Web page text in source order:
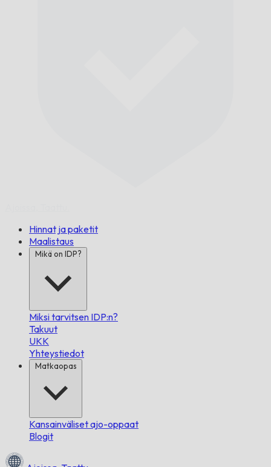
Hinnat ja paketit
Maalistaus
Mikä on IDP?
Miksi tarvitsen IDP:n?
Takuut
UKK
Yhteystiedot
Matkaopas
Kansainväliset ajo-oppaat
Blogit